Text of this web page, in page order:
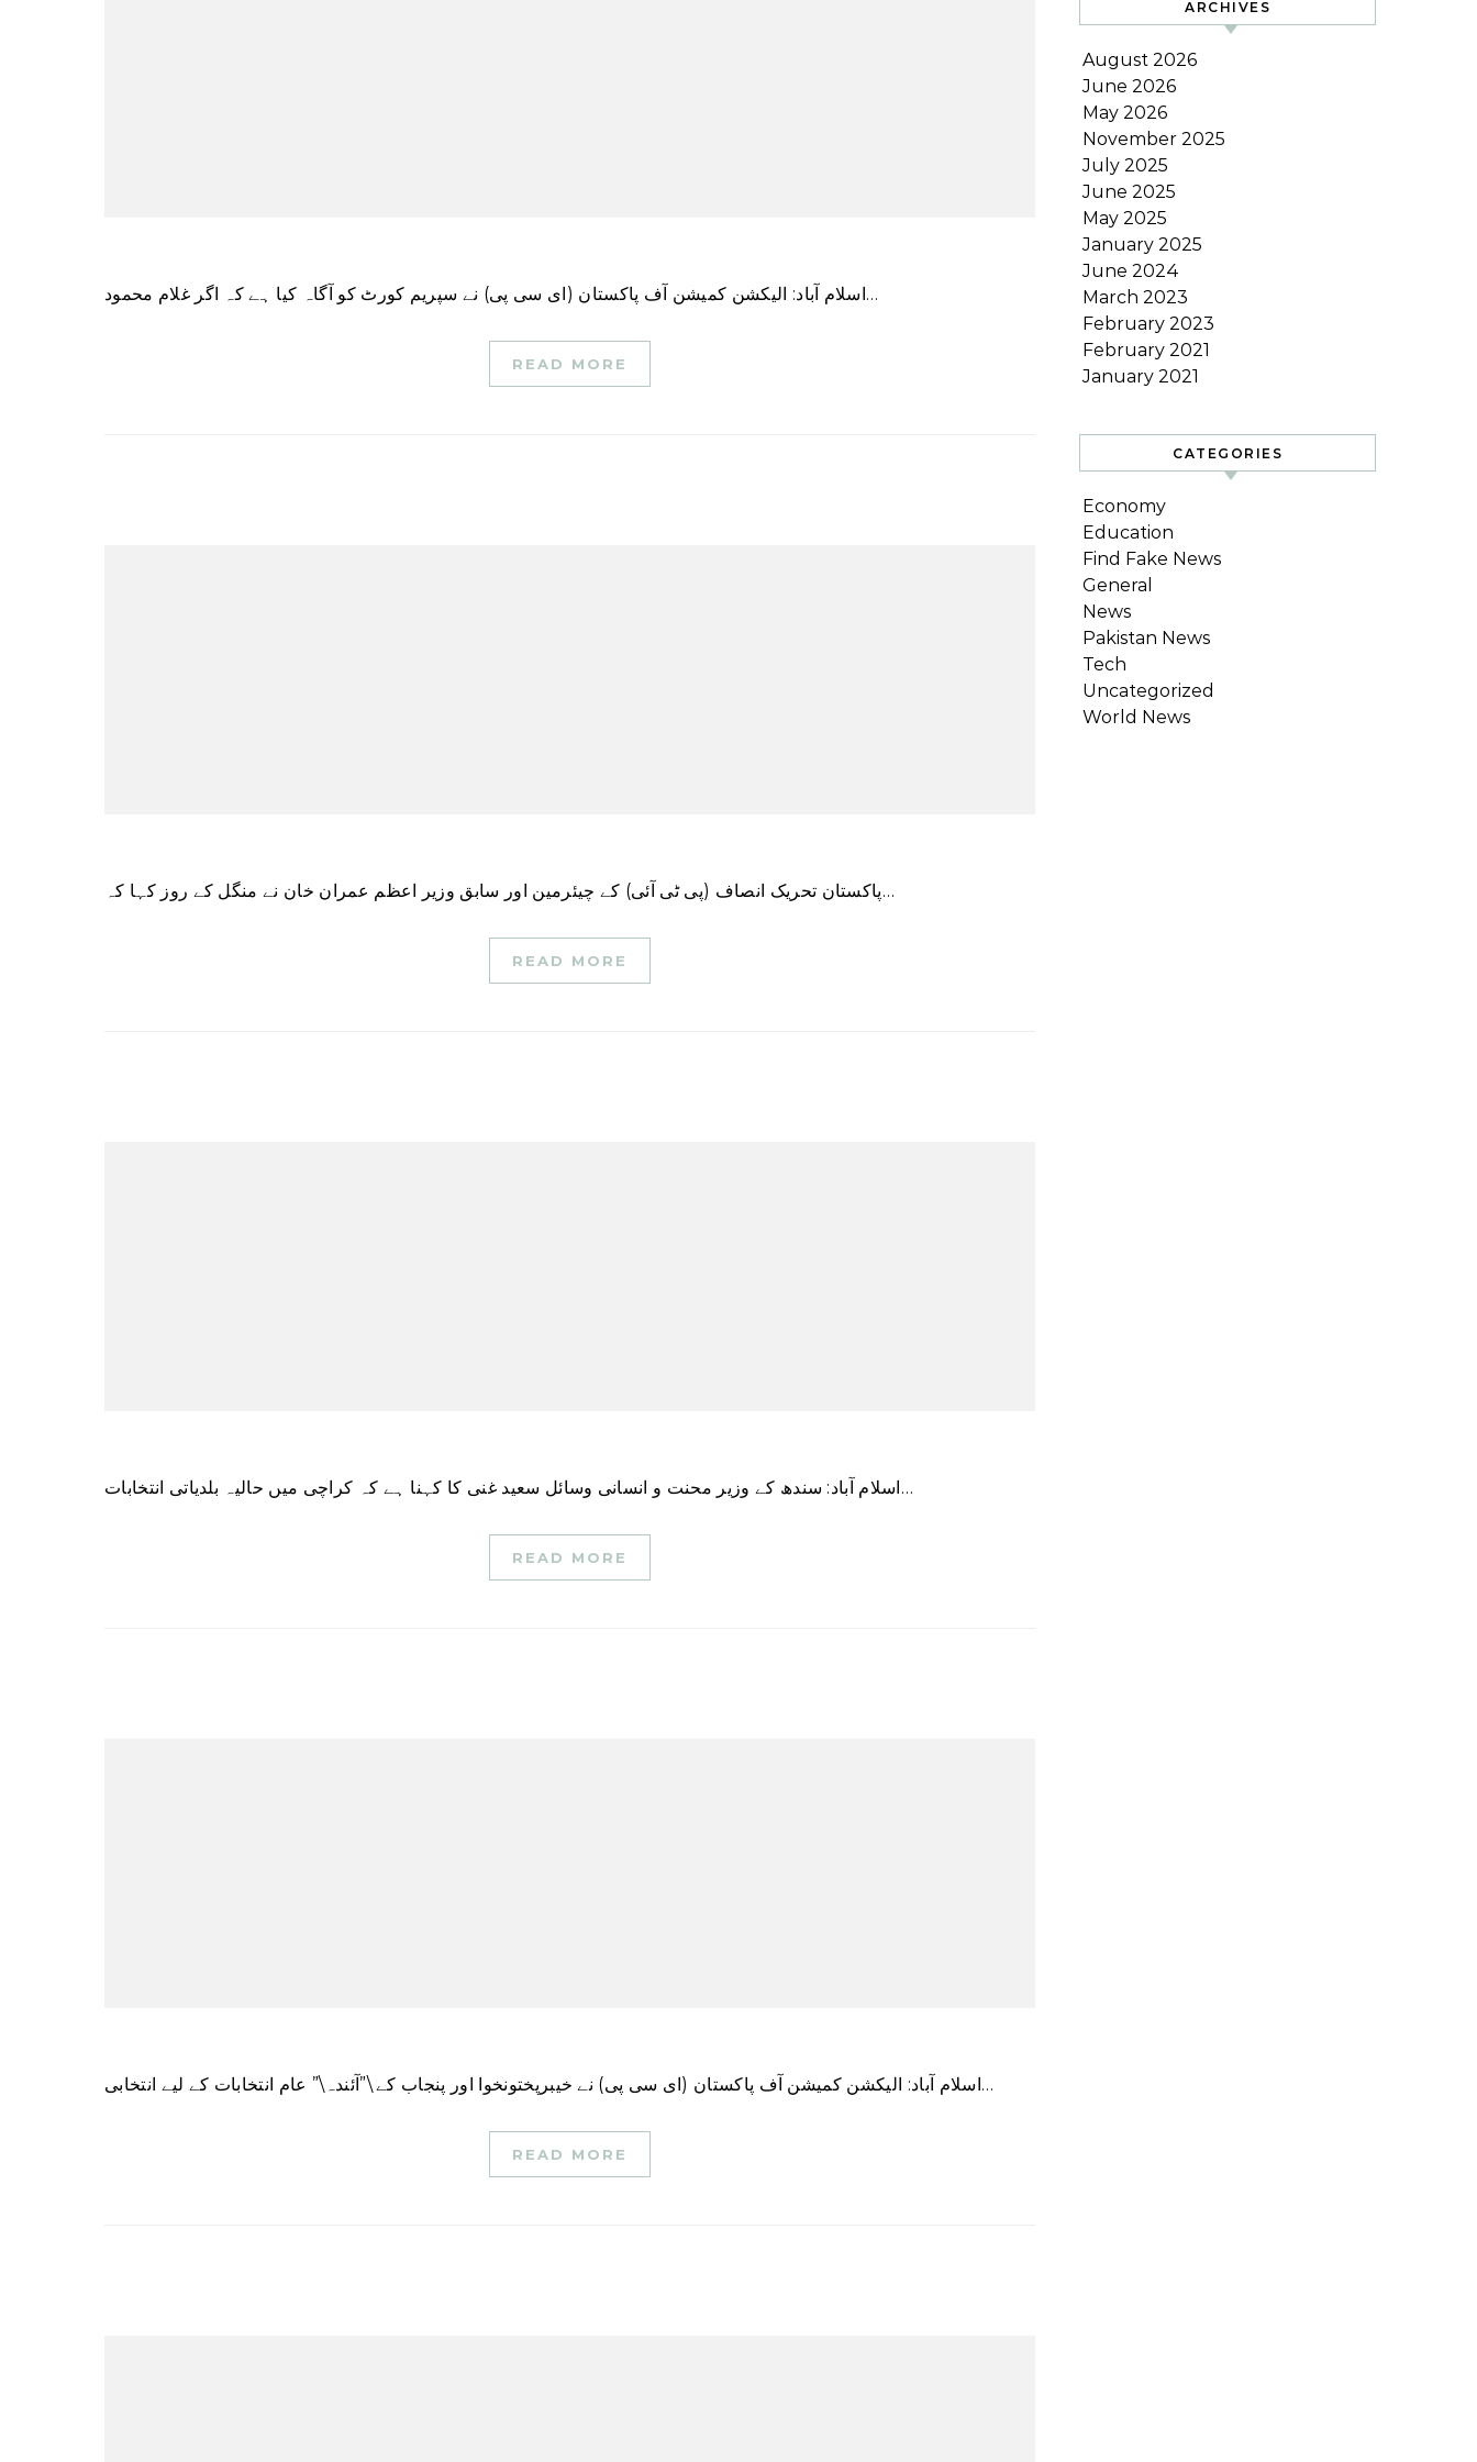
اسلام آباد: الیکشن کمیشن آف پاکستان (ای سی پی) نے سپریم کورٹ کو آگاہ کیا ہے کہ اگر غلام محمود…
READ MORE
پاکستان تحریک انصاف (پی ٹی آئی) کے چیئرمین اور سابق وزیر اعظم عمران خان نے منگل کے روز کہا کہ…
READ MORE
اسلام آباد: سندھ کے وزیر محنت و انسانی وسائل سعید غنی کا کہنا ہے کہ کراچی میں حالیہ بلدیاتی انتخابات…
READ MORE
اسلام آباد: الیکشن کمیشن آف پاکستان (ای سی پی) نے خیبرپختونخوا اور پنجاب کے \”آئندہ\” عام انتخابات کے لیے انتخابی…
READ MORE
ARCHIVES
August 2026
June 2026
May 2026
November 2025
July 2025
June 2025
May 2025
January 2025
June 2024
March 2023
February 2023
February 2021
January 2021
CATEGORIES
Economy
Education
Find Fake News
General
News
Pakistan News
Tech
Uncategorized
World News